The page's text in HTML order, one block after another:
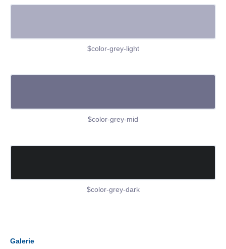
$color-grey-light
$color-grey-mid
$color-grey-dark
Galerie